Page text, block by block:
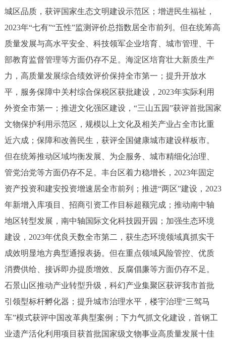
中介服务 阳光政务
政民互动
参与调查 在线访谈 图说互动
走进北京
绿色北京 图说北京 视频北京
多语种
FRANÇAIS
城区品质，获评国家生态文明建设示范区；增进民生福祉，
2023年“七有”“五性”监测评价总指数居全市前列。但在统筹高
质量发展与高水平安全、科技领军企业培育、城市管理、干
部教育监督管理等方面仍存不足。海淀区培育壮大新质生产
力，高质量发展综合绩效评价保持全市第一；提升开放水
平，服务保障中关村综合保税区获批建设，2023年实际利用
外资全市第一；推进文化强区建设，“三山五园”获评首批国家
文物保护利用示范区，规模以上文化及相关产业占全市比重
近六成；保障和改善民生，获评全国健康城市建设样板市。
但在统筹推动区域均衡发展、为企服务、城市精细化治理、
管党治党等方面仍存不足。丰台区着力稳增长，2023年固定
资产投资和建安投资增速居全市前列；推进“两区”建设，2023
年新增入库项目、招商引资工作目标超额完成；推动南中轴
地区转型发展，南中轴国际文化科技园开园；加强生态环境
建设，2023年优良天数全市第二，获生态环境领域真抓实干
成效明显地方典型通报表扬。但在重点领域风险管控、优质
消费供给、接诉即办提质增效、反腐倡廉等方面仍存不足。
石景山区推动产业转型升级，科幻产业集聚区获评我市首批
引领型标杆孵化器；提升城市治理水平，楼宇治理“三驾马
车”模式获评中国改革典型案例；下力气抓文化建设，首钢工
业遗产活化利用项目获首批国家级文物事业高质量发展十佳